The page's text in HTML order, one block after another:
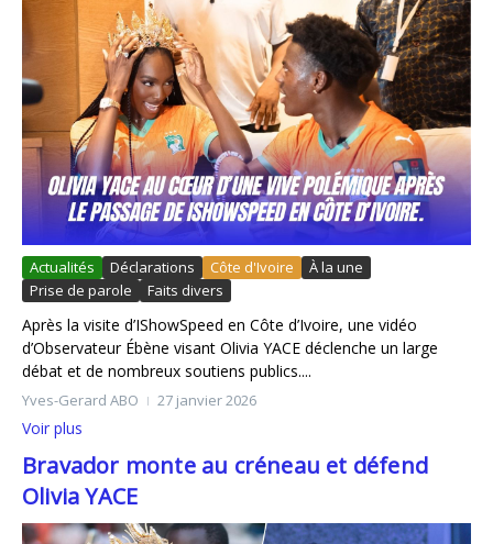
Actualités Déclarations Côte d'Ivoire
À la une
Prise de parole
Faits divers
Après la visite d’IShowSpeed en Côte d’Ivoire, une vidéo
d’Observateur Ébène visant Olivia YACE déclenche un large
débat et de nombreux soutiens publics....
Yves-Gerard ABO 27 janvier 2026
Voir plus
Bravador monte au créneau et défend
Olivia YACE